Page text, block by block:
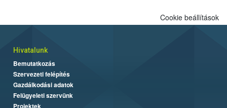
Cookie beállítások
Hivatalunk
Bemutatkozás
Szervezeti felépítés
Gazdálkodási adatok
Felügyeleti szervünk
Projektek